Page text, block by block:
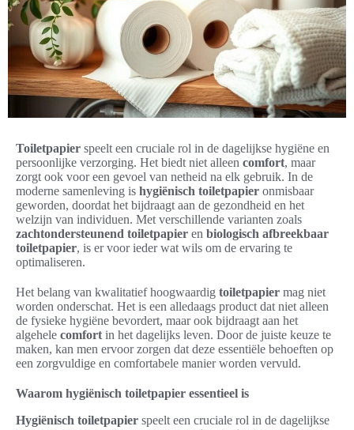
Toiletpapier speelt een cruciale rol in de dagelijkse hygiëne en
persoonlijke verzorging. Het biedt niet alleen comfort, maar
zorgt ook voor een gevoel van netheid na elk gebruik. In de
moderne samenleving is hygiënisch toiletpapier onmisbaar
geworden, doordat het bijdraagt aan de gezondheid en het
welzijn van individuen. Met verschillende varianten zoals
zachtondersteunend toiletpapier en biologisch afbreekbaar
toiletpapier, is er voor ieder wat wils om de ervaring te
optimaliseren.
Het belang van kwalitatief hoogwaardig toiletpapier mag niet
worden onderschat. Het is een alledaags product dat niet alleen
de fysieke hygiëne bevordert, maar ook bijdraagt aan het
algehele comfort in het dagelijks leven. Door de juiste keuze te
maken, kan men ervoor zorgen dat deze essentiële behoeften op
een zorgvuldige en comfortabele manier worden vervuld.
Waarom hygiënisch toiletpapier essentieel is
Hygiënisch toiletpapier speelt een cruciale rol in de dagelijkse